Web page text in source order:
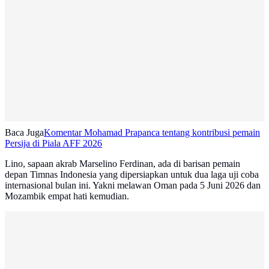
Baca JugaKomentar Mohamad Prapanca tentang kontribusi pemain
Persija di Piala AFF 2026
Lino, sapaan akrab Marselino Ferdinan, ada di barisan pemain
depan Timnas Indonesia yang dipersiapkan untuk dua laga uji coba
internasional bulan ini. Yakni melawan Oman pada 5 Juni 2026 dan
Mozambik empat hati kemudian.